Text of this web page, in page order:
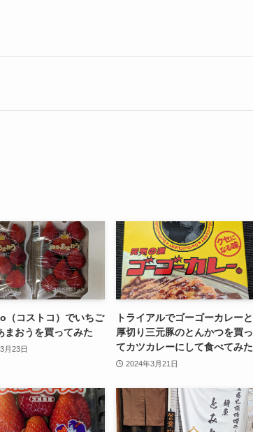
（コストコ）でいちご
まおうを買ってみた
月23日
トライアルでゴーゴーカレーと
厚切り三元豚のとんかつを買っ
てカツカレーにして食べてみた
2024年3月21日